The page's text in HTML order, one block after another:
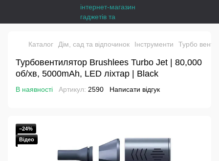
Каталог Дім, сад та відпочинок Інструменти Турбо
Турбовентилятор Brushlees Turbo Jet | 80,000
об/хв, 5000mAh, LED ліхтар | Black
В наявності Артикул: 2590 Написати відгук
−24%
Відео